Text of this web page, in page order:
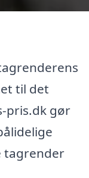
til det
pris.dk gør
tagrender